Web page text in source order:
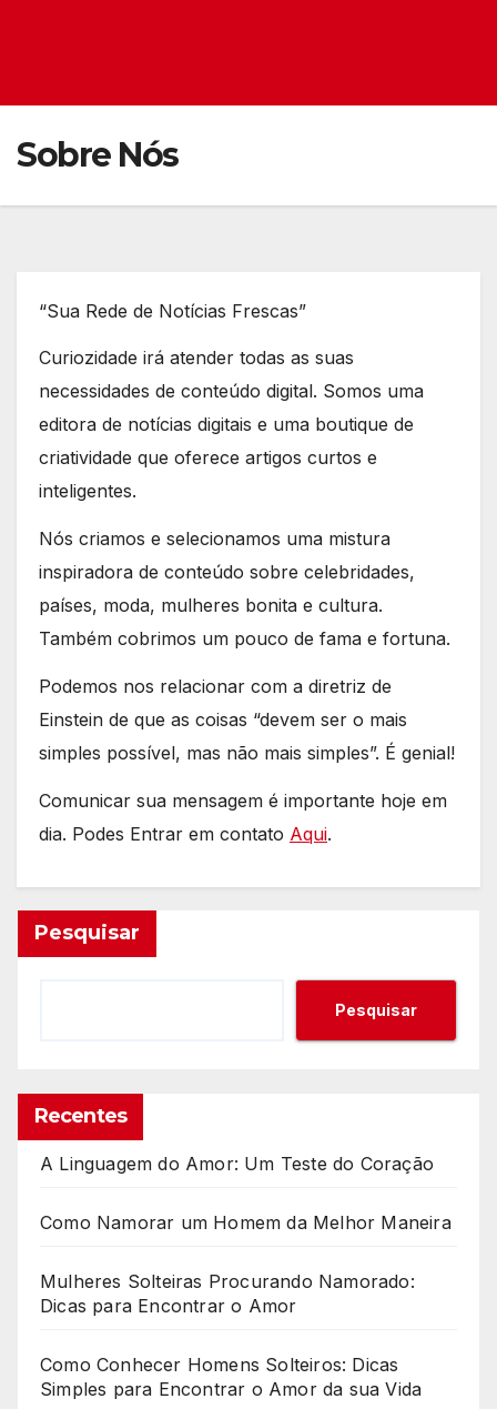
Sobre Nós
“Sua Rede de Notícias Frescas”
Curiozidade irá atender todas as suas
necessidades de conteúdo digital. Somos uma
editora de notícias digitais e uma boutique de
criatividade que oferece artigos curtos e
inteligentes.
Nós criamos e selecionamos uma mistura
inspiradora de conteúdo sobre celebridades,
países, moda, mulheres bonita e cultura.
Também cobrimos um pouco de fama e fortuna.
Podemos nos relacionar com a diretriz de
Einstein de que as coisas “devem ser o mais
simples possível, mas não mais simples”. É genial!
Comunicar sua mensagem é importante hoje em
dia. Podes Entrar em contato Aqui.
Pesquisar
Pesquisar
Recentes
A Linguagem do Amor: Um Teste do Coração
Como Namorar um Homem da Melhor Maneira
Mulheres Solteiras Procurando Namorado:
Dicas para Encontrar o Amor
Como Conhecer Homens Solteiros: Dicas
Simples para Encontrar o Amor da sua Vida